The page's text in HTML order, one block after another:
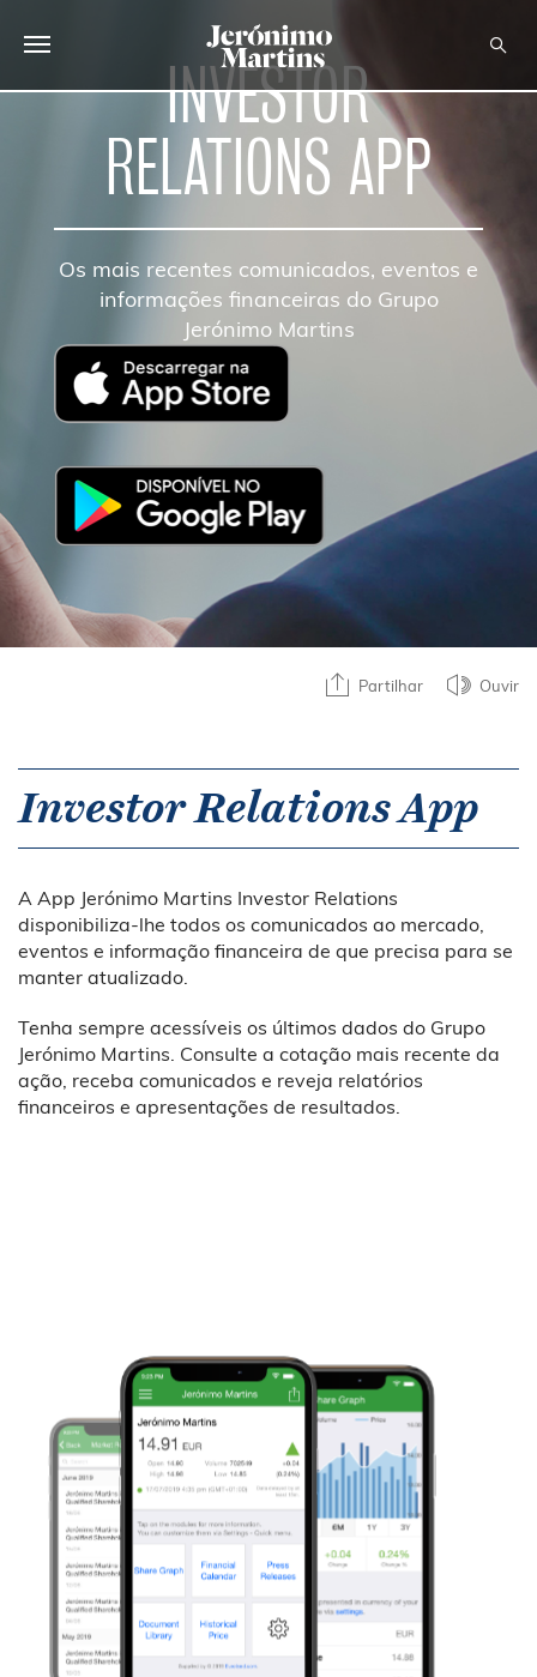
SUSTENTABILIDADE
INVESTIDOR
CARREIRAS
CONTACTOS
INVESTOR
RELATIONS APP
Os mais recentes comunicados, eventos e
informações financeiras do Grupo
Jerónimo Martins
Partilhar Ouvir
Investor Relations App
A App Jerónimo Martins Investor Relations
disponibiliza-lhe todos os comunicados ao mercado,
eventos e informação financeira de que precisa para se
manter atualizado.
Tenha sempre acessíveis os últimos dados do Grupo
Jerónimo Martins. Consulte a cotação mais recente da
ação, receba comunicados e reveja relatórios
financeiros e apresentações de resultados.